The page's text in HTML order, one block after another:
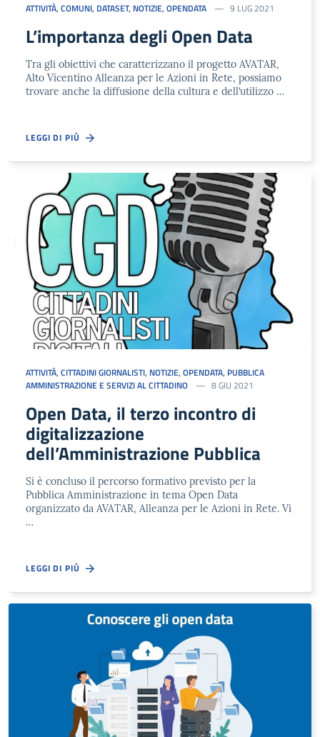
ATTIVITÀ, COMUNI, DATASET, NOTIZIE, OPENDATA 9 LUG 2021
L’importanza degli Open Data
Tra gli obiettivi che caratterizzano il progetto AVATAR,
Alto Vicentino Alleanza per le Azioni in Rete, possiamo
trovare anche la diffusione della cultura e dell’utilizzo …
LEGGI DI PIÙ
ATTIVITÀ, CITTADINI GIORNALISTI, NOTIZIE, OPENDATA, PUBBLICA
AMMINISTRAZIONE E SERVIZI AL CITTADINO
8 GIU 2021
Open Data, il terzo incontro di
digitalizzazione
dell’Amministrazione Pubblica
Si è concluso il percorso formativo previsto per la
Pubblica Amministrazione in tema Open Data
organizzato da AVATAR, Alleanza per le Azioni in Rete. Vi
…
LEGGI DI PIÙ